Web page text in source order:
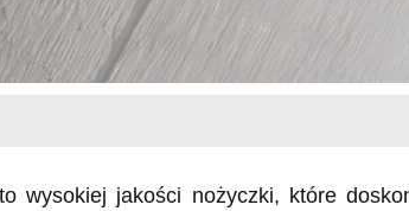
wysokiej jakości nożyczki, które